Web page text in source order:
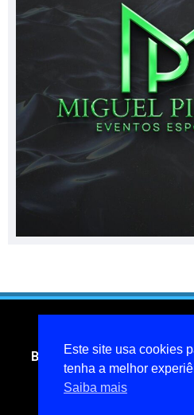
Blog do jornalista Miguel
Este site usa cookies
tenha a melhor
Saiba mais